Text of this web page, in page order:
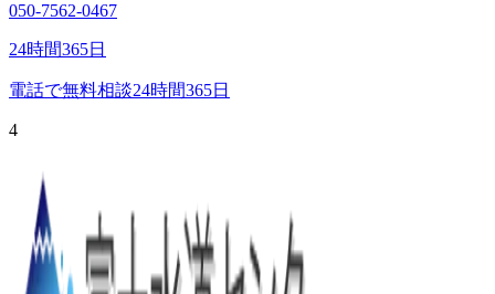
050-7562-0467
24時間365日
電話で無料相談24時間365日
4